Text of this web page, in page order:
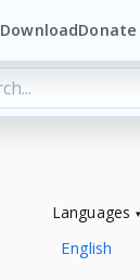
DownloadDonate
Languages
English